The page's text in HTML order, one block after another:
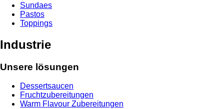
Sundaes
Pastos
Toppings
Industrie
Unsere lösungen
Dessertsaucen
Fruchtzubereitungen
Warm Flavour Zubereitungen